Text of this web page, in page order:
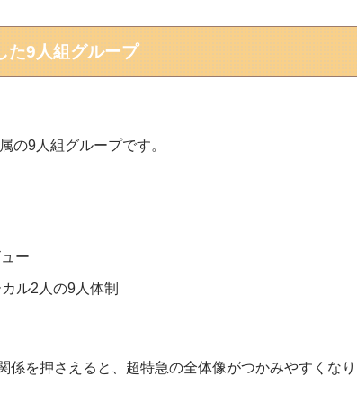
た9人組グループ
の9人組グループです。
ー
ル2人の9人体制
係を押さえると、超特急の全体像がつかみやすくなり